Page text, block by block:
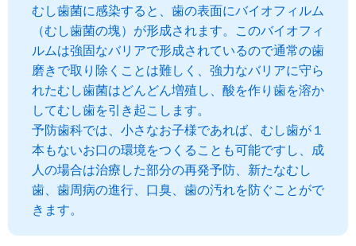
むし歯菌に感染すると、歯の表面にバイオフィルム
（むし歯菌の塊）が形成されます。このバイオフィ
ルムは強固なバリアで形成されているので通常の歯
磨きで取り除くことは難しく、強力なバリアに守ら
れたむし歯菌はどんどん増殖し、酸を作り歯を溶か
してむし歯を引き起こします。
予防歯科では、小さなお子様であれば、むし歯が１
本もないお口の環境をつくることも可能ですし、成
人の場合は治療した部分の再発予防、新たなむし
歯、歯周病の進行、口臭、歯の汚れを防ぐことがで
きます。